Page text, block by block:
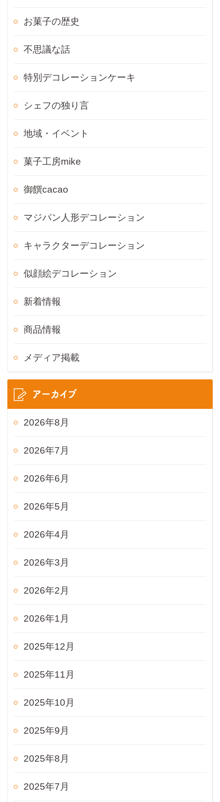
お菓子の歴史
不思議な話
特別デコレーションケーキ
シェフの独り言
地域・イベント
菓子工房mike
御饌cacao
マジパン人形デコレーション
キャラクターデコレーション
似顔絵デコレーション
新着情報
商品情報
メディア掲載
アーカイブ
2026年8月
2026年7月
2026年6月
2026年5月
2026年4月
2026年3月
2026年2月
2026年1月
2025年12月
2025年11月
2025年10月
2025年9月
2025年8月
2025年7月